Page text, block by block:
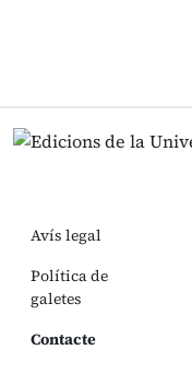
Avís legal
Política de
galetes
Contacte